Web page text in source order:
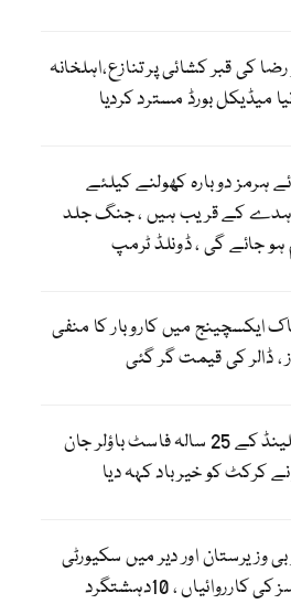
کی قبر کشائی پر تنازع،اہلخانہ
میڈیکل بورڈ مسترد کردیا
ہرمز دوبارہ کھولنے کیلئے
کے قریب ہیں ، جنگ جلد
ہو جائے گی ، ڈونلڈ ٹرمپ
ایکسچینج میں کاروبار کا منفی
، ڈالر کی قیمت گر گئی
انگلینڈ کے 25 سالہ فاسٹ باؤلر جان
نے کرکٹ کو خیر باد کہہ دیا
وزیرستان اور دیر میں سکیورٹی
فورسز کی کارروائیاں ، 10دہشتگرد